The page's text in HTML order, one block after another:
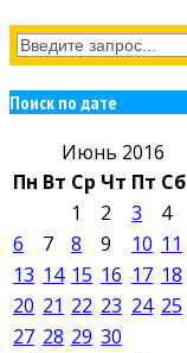
Поиск по дате
Июнь 2016
Пн Вт Ср Чт Пт Сб
1 2 3 4
6
7 8 9 10 11
13 14 15 16 17 18
20 21 22 23 24 25
27 28 29 30